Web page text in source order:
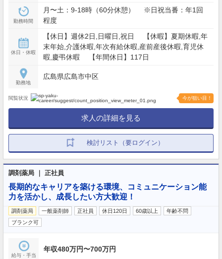
勤務時間
月〜土：9-18時（60分休憩） ※日祝当番：年1回
程度
休日・休暇
【休日】週休2日,日曜日,祝日 【休暇】夏期休暇,年
末年始,介護休暇,年次有給休暇,産前産後休暇,育児休
暇,慶弔休暇 【年間休日】117日
勤務地
広島県広島市中区
閲覧状況 今が狙い目！
求人の詳細を見る
検討リスト（要ログイン）
調剤薬局 ｜ 正社員
長期的なキャリアを築ける環境、コミュニケーション能
力を活かし、成長したい方大歓迎！
調剤薬局 一般薬剤師 正社員 休日120日 60歳以上
年齢不問
ブランク可
給与・手当
年収480万円〜700万円